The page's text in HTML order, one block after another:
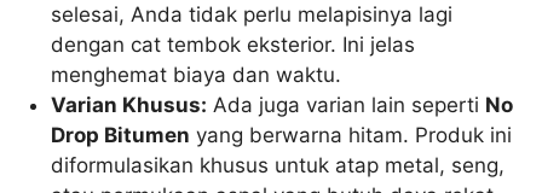
selesai, Anda tidak perlu melapisinya lagi
dengan cat tembok eksterior. Ini jelas
menghemat biaya dan waktu.
Varian Khusus: Ada juga varian lain seperti No
Drop Bitumen yang berwarna hitam. Produk ini
diformulasikan khusus untuk atap metal, seng,